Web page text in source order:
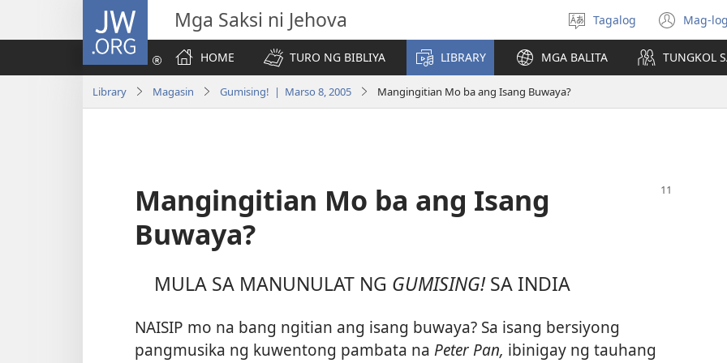
JW.ORG Mga Saksi ni Jehova
Pumili
ng
wika
Tagalog Mag-(may
na
HOME
TURO NG BIBLIYA LIBRARY MGA BALITA TUNGKOL
Library Magasin Gumising! | Marso 8, 2005 Mangingitian Mo ba ang Isang Buwaya?
Mangingitian Mo ba ang Isang
Buwaya?
MULA SA MANUNULAT NG GUMISING!SA INDIA
NAISIP mo na bang ngitian ang isang buwaya? Sa isang bersiyong
pangmusika ng kuwentong pambata na Peter Pan, ibinigay ng tauhang